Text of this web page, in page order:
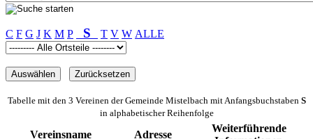
C F G J K M P S T V W ALLE
Tabelle mit den 3 Vereinen der Gemeinde Mistelbach mit Anfangsbuchstaben S
in alphabetischer Reihenfolge
Vereinsname Adresse
Weiterführende